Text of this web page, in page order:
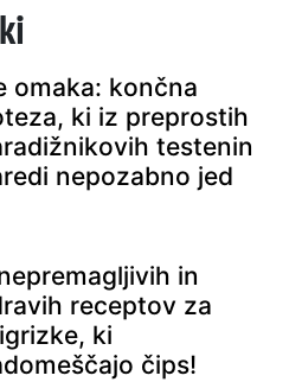
omaka: končna
ki iz preprostih
testenin
nepozabno jed
in
receptov za
ki
čips!